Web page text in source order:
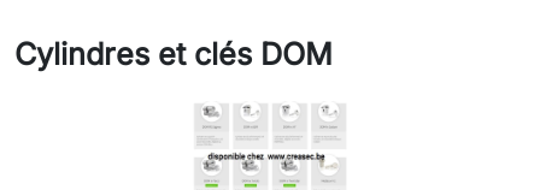
Cylindres et clés DOM